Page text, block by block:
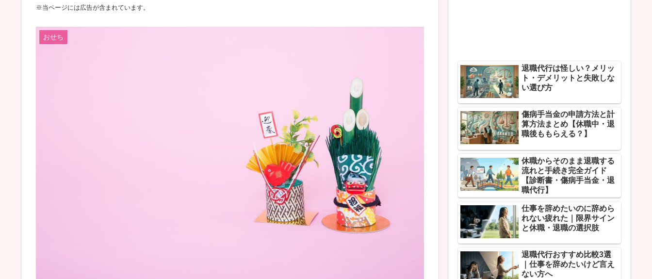
※当ページには広告が含まれています。
おせち
退職代行は怪しい？メリッ
ト・デメリットと失敗しな
い選び方
傷病手当金の申請方法と計
算方法まとめ【休職中・退
職後ももらえる？】
休職からそのまま退職する
流れと手続き完全ガイド
【診断書・傷病手当金・退
職代行】
仕事を辞めたいのに辞めら
れない疲れた｜限界サイン
と休職・退職の選択肢
退職代行おすすめ比較3選
｜仕事を辞めたいけど言え
ない方へ